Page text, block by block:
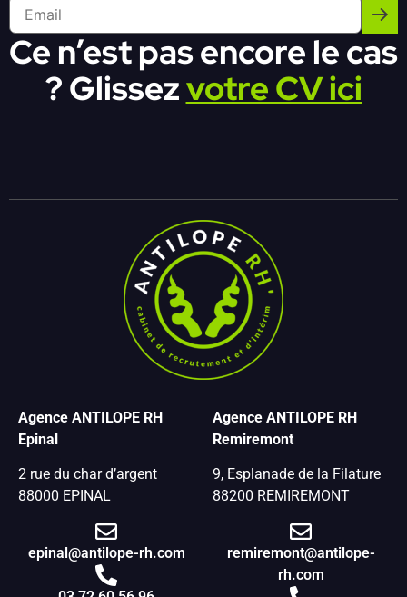
Ce n’est pas encore le cas
? Glissezvotre CV ici
Agence ANTILOPE RH
Epinal
2 rue du char d’argent
88000 EPINAL
epinal@antilope-rh.com
Agence ANTILOPE RH
Remiremont
9, Esplanade de la Filature
88200 REMIREMONT
remiremont@antilope-
rh.com